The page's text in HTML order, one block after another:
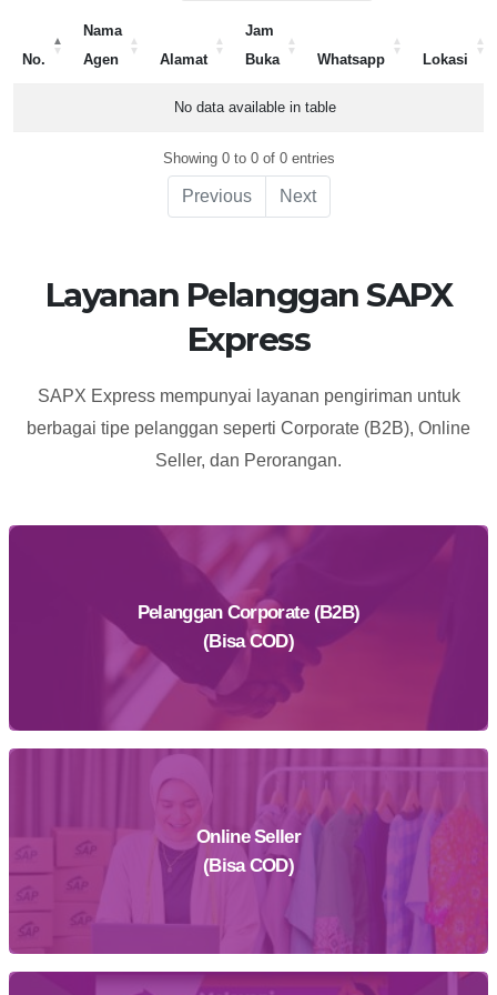
No.
Nama
Agen
Alamat
Jam
Buka
Whatsapp Lokasi
Alamat
Jam
Whatsapp
No data available in table
Showing 0 to 0 of 0 entries
Previous Next
Layanan Pelanggan SAPX
Express
SAPX Express mempunyai layanan pengiriman untuk
berbagai tipe pelanggan seperti Corporate (B2B), Online
Seller, dan Perorangan.
Pelanggan Corporate (B2B)
(Bisa COD)
Daftar Sekarang
Online Seller
(Bisa COD)